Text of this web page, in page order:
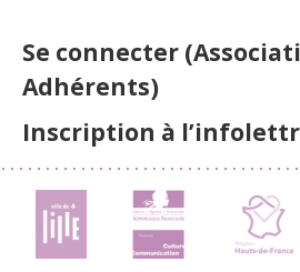
Se connecter
Adhérents)
Inscription à